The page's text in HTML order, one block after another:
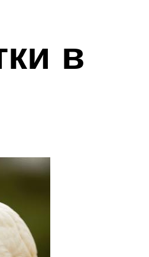
в